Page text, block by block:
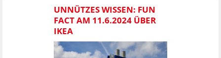
UNNÜTZES WISSEN: FUN
FACT AM 11.6.2024 ÜBER
IKEA